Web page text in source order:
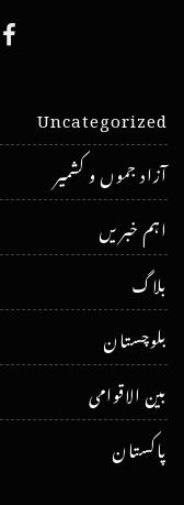
Uncategorized
آزاد جموں و کشمیر
اہم خبریں
بلاگ
بلوچستان
بین الاقوامی
پاکستان